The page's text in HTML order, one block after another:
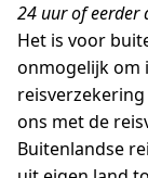
24 uur of eerder
Het is voor
onmogelijk om
ons met de
Buitenlandse